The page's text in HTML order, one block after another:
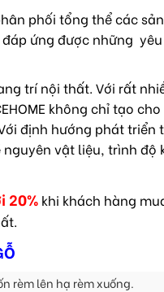
phối tổng thể các
ứng được những
trí nội thất. Với rất
không chỉ tạo
định hướng phát triển
nguyên vật liệu, trình
20% khi khách hàng
rèm lên hạ rèm xuống.